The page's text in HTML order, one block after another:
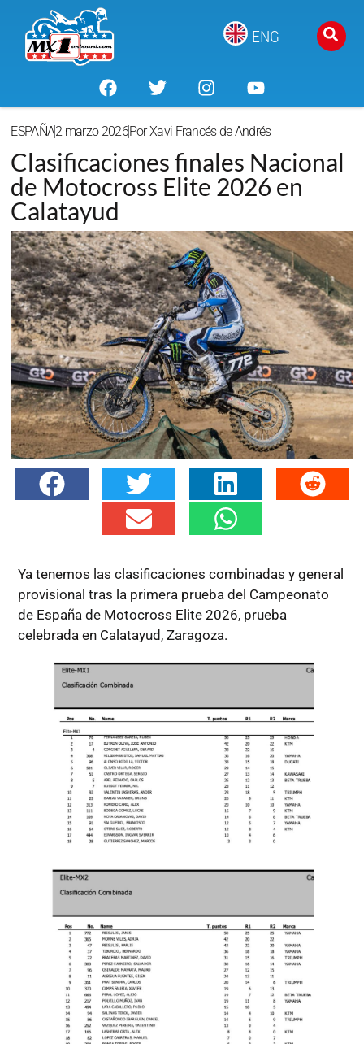
ENG
ESPAÑA2 marzo 2026PorXavi Francés de Andrés
Clasificaciones finales Nacional
de Motocross Elite 2026 en
Calatayud
Ya tenemos las clasificaciones combinadas y general
provisional tras la primera prueba del Campeonato
de España de Motocross Elite 2026, prueba
celebrada en Calatayud, Zaragoza.